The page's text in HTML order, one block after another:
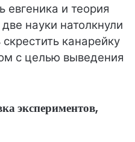
евгеника и теория
науки натолкнули
канарейку
с целью выведения
экспериментов,